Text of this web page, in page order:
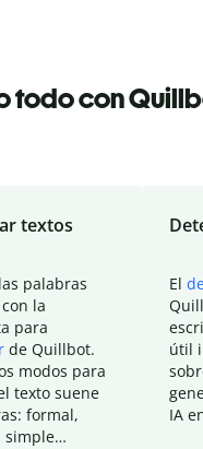
todo con
textos
palabras
la
para
de Quillbot.
modos para
texto suene
formal,
simple…
El
útil
IA